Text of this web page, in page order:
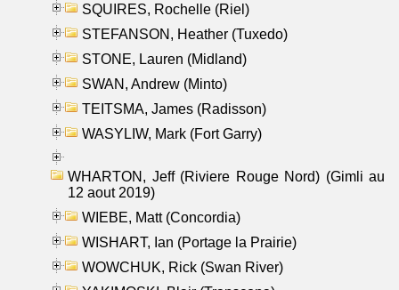
SQUIRES, Rochelle (Riel)
STEFANSON, Heather (Tuxedo)
STONE, Lauren (Midland)
SWAN, Andrew (Minto)
TEITSMA, James (Radisson)
WASYLIW, Mark (Fort Garry)
WHARTON, Jeff (Riviere Rouge Nord) (Gimli au
12 aout 2019)
WIEBE, Matt (Concordia)
WISHART, Ian (Portage la Prairie)
WOWCHUK, Rick (Swan River)